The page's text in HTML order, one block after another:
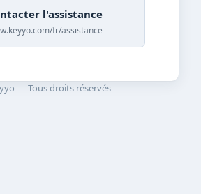
l'assistance
fr/assistance
— Tous droits réservés